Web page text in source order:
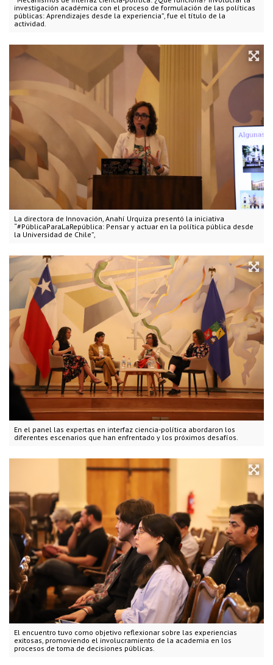
investigación académica con el proceso de formulación de las políticas
públicas: Aprendizajes desde la experiencia”, fue el título de la
actividad.
La directora de Innovación, Anahí Urquiza presentó la iniciativa
“#PúblicaParaLaRepública: Pensar y actuar en la política pública desde
la Universidad de Chile”,
En el panel las expertas en interfaz ciencia-política abordaron los
diferentes escenarios que han enfrentado y los próximos desafíos.
El encuentro tuvo como objetivo reflexionar sobre las experiencias
exitosas, promoviendo el involucramiento de la academia en los
procesos de toma de decisiones públicas.